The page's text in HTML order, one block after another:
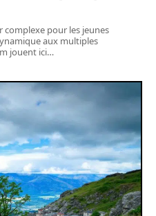
complexe pour les jeunes
aux multiples
jouent ici…